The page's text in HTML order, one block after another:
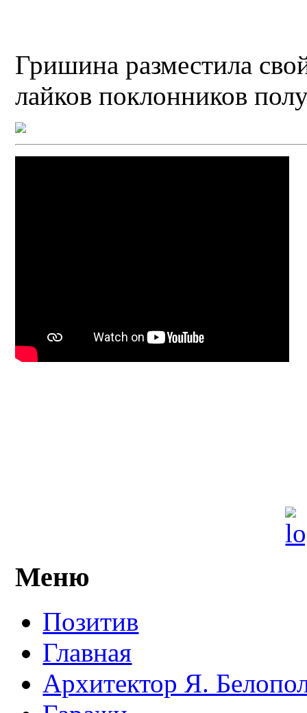
Гришина разместила
лайков поклонников
Меню
Позитив
Главная
Архитектор Я.